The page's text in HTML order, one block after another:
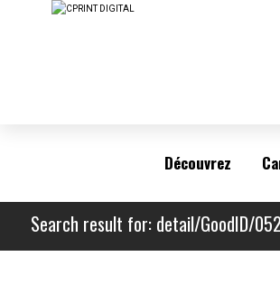
Découvrez
Search result for: detail/GoodID/